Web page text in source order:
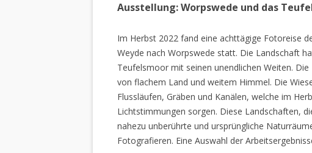
Ausstellung: Worpswede und das
Im Herbst 2022 fand eine achttägige Fotoreise
Weyde nach Worpswede statt. Die Landschaft
Teufelsmoor mit seinen unendlichen Weiten.
von flachem Land und weitem Himmel. Die
Flussläufen, Gräben und Kanälen, welche im
Lichtstimmungen sorgen. Diese Landschaften,
nahezu unberührte und ursprüngliche
Fotografieren. Eine Auswahl der